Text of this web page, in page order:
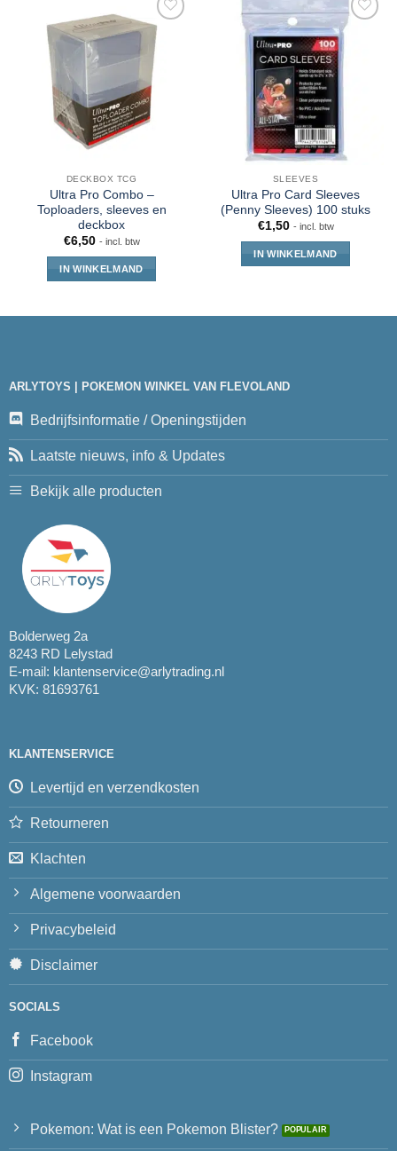
DECKBOX TCG
Ultra Pro Combo –
Toploaders, sleeves en
deckbox
€6,50 - incl. btw
IN WINKELMAND
SLEEVES
Ultra Pro Card Sleeves
(Penny Sleeves) 100 stuks
€1,50 - incl. btw
IN WINKELMAND
ARLYTOYS | POKEMON WINKEL VAN FLEVOLAND
Bedrijfsinformatie / Openingstijden
Laatste nieuws, info & Updates
Bekijk alle producten
Bolderweg 2a
8243 RD Lelystad
E-mail: klantenservice@arlytrading.nl
KVK: 81693761
KLANTENSERVICE
Levertijd en verzendkosten
Retourneren
Klachten
Algemene voorwaarden
Privacybeleid
Disclaimer
SOCIALS
Facebook
Instagram
Pokemon: Wat is een Pokemon Blister?